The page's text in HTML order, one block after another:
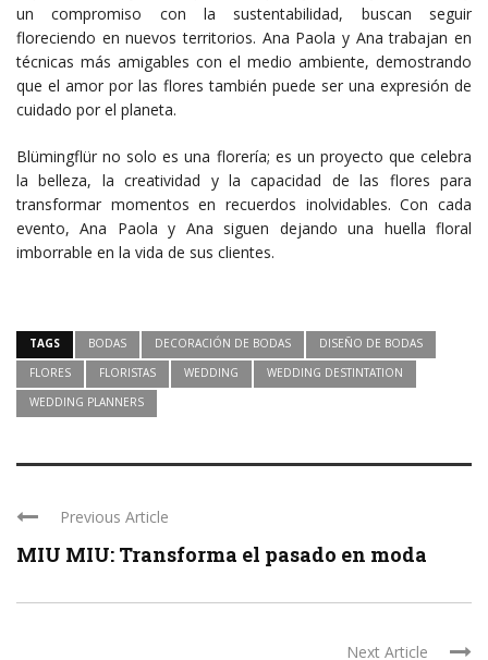
un compromiso con la sustentabilidad, buscan seguir
floreciendo en nuevos territorios. Ana Paola y Ana trabajan en
técnicas más amigables con el medio ambiente, demostrando
que el amor por las flores también puede ser una expresión de
cuidado por el planeta.
Blümingflür no solo es una florería; es un proyecto que celebra
la belleza, la creatividad y la capacidad de las flores para
transformar momentos en recuerdos inolvidables. Con cada
evento, Ana Paola y Ana siguen dejando una huella floral
imborrable en la vida de sus clientes.
TAGS BODAS DECORACIÓN DE BODAS
DISEÑO DE BODAS
FLORES
FLORISTAS WEDDING
WEDDING DESTINTATION
WEDDING PLANNERS
Previous Article
MIU MIU: Transforma el pasado en moda
Next Article